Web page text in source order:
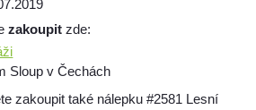
zakoupit zde:
Sloup v Čechách
zakoupit také nálepku #2581 Lesní